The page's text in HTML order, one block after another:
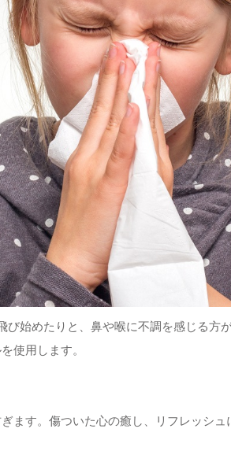
始めたりと、鼻や喉に不調を感じる方が
使用します。
ます。傷ついた心の癒し、リフレッシュ